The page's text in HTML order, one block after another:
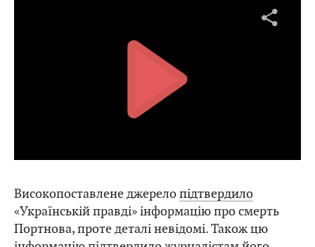
Високопоставлене джерелопідтвердило
«Українській правді» інформацію про смерть
Портнова, проте деталі невідомі. Також цю